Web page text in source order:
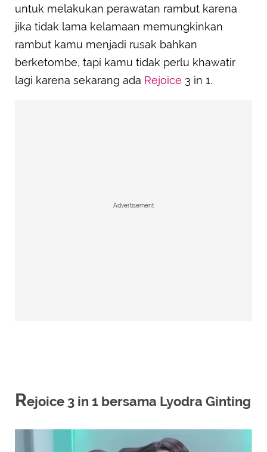
untuk melakukan perawatan rambut karena
jika tidak lama kelamaan memungkinkan
rambut kamu menjadi rusak bahkan
berketombe, tapi kamu tidak perlu khawatir
lagi karena sekarang ada Rejoice 3 in 1.
Advertisement
Rejoice 3 in 1 bersama Lyodra Ginting